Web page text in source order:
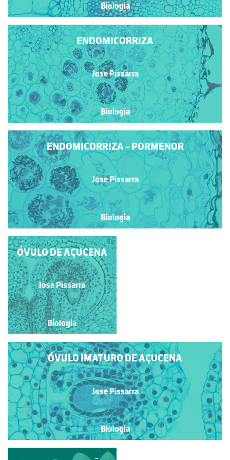
Biologia
ENDOMICORRIZA
Jose Pissarra
Biologia
ENDOMICORRIZA - PORMENOR
Jose Pissarra
Biologia
Jose Pissarra
Biologia
ÓVULO IMATURO DE AÇUCENA
Jose Pissarra
Biologia
ÓVULO DE AÇUCENA
Jose Pissarra
Biologia